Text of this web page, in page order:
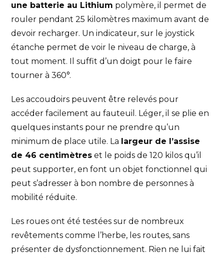
une batterie au Lithium polymère, il permet de
rouler pendant 25 kilomètres maximum avant de
devoir recharger. Un indicateur, sur le joystick
étanche permet de voir le niveau de charge, à
tout moment. Il suffit d’un doigt pour le faire
tourner à 360°.
Les accoudoirs peuvent être relevés pour
accéder facilement au fauteuil. Léger, il se plie en
quelques instants pour ne prendre qu’un
minimum de place utile. La largeur de l’assise
de 46 centimètres et le poids de 120 kilos qu’il
peut supporter, en font un objet fonctionnel qui
peut s’adresser à bon nombre de personnes à
mobilité réduite.
Les roues ont été testées sur de nombreux
revêtements comme l’herbe, les routes, sans
présenter de dysfonctionnement. Rien ne lui fait